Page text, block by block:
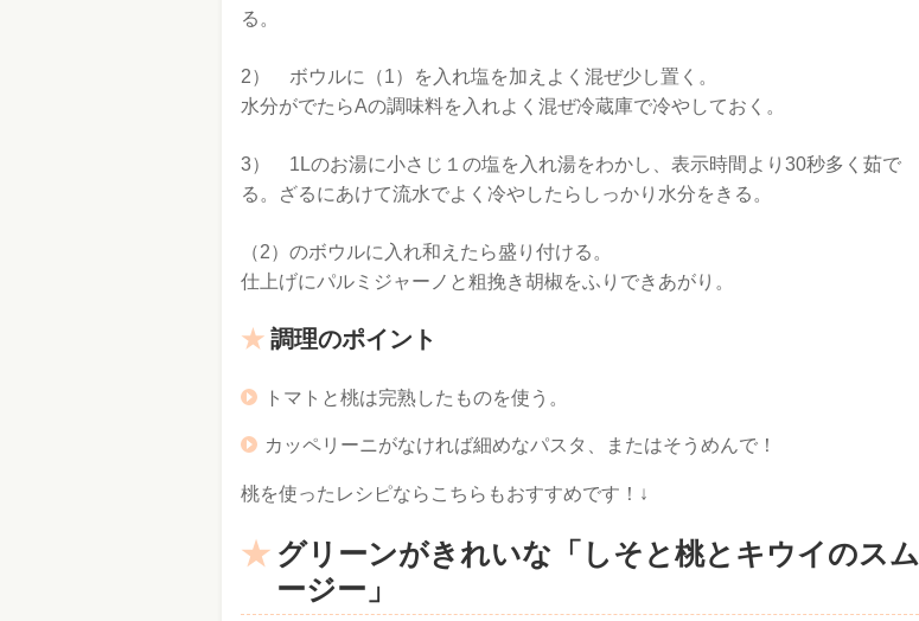
る。
2） ボウルに（1）を入れ塩を加えよく混ぜ少し置く。
水分がでたらAの調味料を入れよく混ぜ冷蔵庫で冷やしておく。
3） 1Lのお湯に小さじ１の塩を入れ湯をわかし、表示時間より30秒多く茹で
る。ざるにあけて流水でよく冷やしたらしっかり水分をきる。
（2）のボウルに入れ和えたら盛り付ける。
仕上げにパルミジャーノと粗挽き胡椒をふりできあがり。
調理のポイント
トマトと桃は完熟したものを使う。
カッペリーニがなければ細めなパスタ、またはそうめんで！
桃を使ったレシピならこちらもおすすめです！↓
グリーンがきれいな「しそと桃とキウイのスム
ージー」